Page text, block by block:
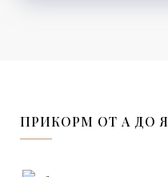
ПРИКОРМ ОТ А ДО Я